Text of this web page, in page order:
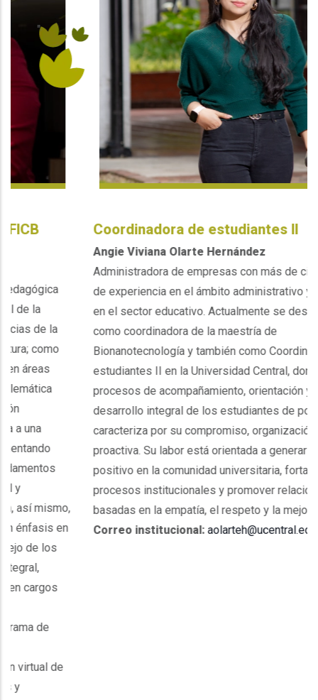
"
Coordinadora de estudiantes II
Angie Viviana Olarte Hernández
Administradora de empresas con más de cinco años
de experiencia en el ámbito administrativo y dos años
en el sector educativo. Actualmente se desempeña
como coordinadora de la maestría de
Bionanotecnología y también como Coordinadora de
estudiantes II en la Universidad Central, donde lidera
procesos de acompañamiento, orientación y apoyo al
desarrollo integral de los estudiantes de posgrado. Se
caracteriza por su compromiso, organización y actitud
proactiva. Su labor está orientada a generar un impacto
positivo en la comunidad universitaria, fortalecer los
procesos institucionales y promover relaciones
basadas en la empatía, el respeto y la mejora continua.
Correo institucional:aolarteh@ucentral.edu.co